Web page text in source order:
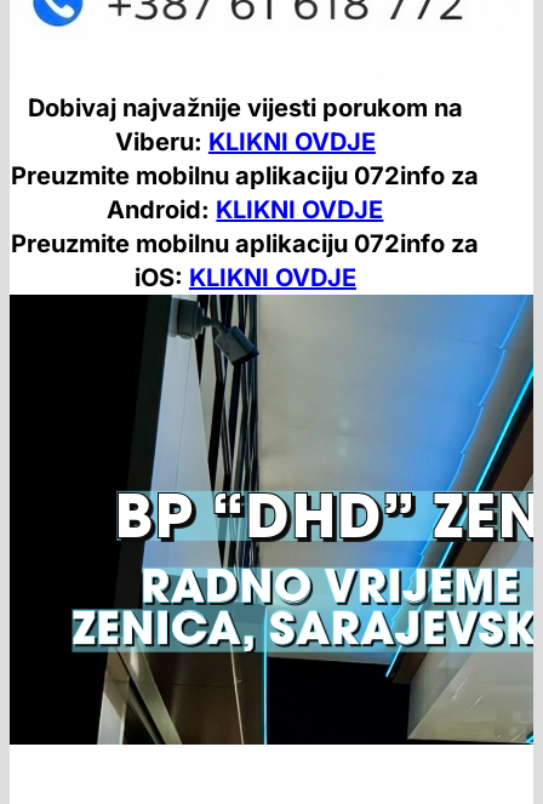
Dobivaj najvažnije vijesti porukom na
Viberu: KLIKNI OVDJE
Preuzmite mobilnu aplikaciju 072info za
Android: KLIKNI OVDJE
Preuzmite mobilnu aplikaciju 072info za
iOS: KLIKNI OVDJE